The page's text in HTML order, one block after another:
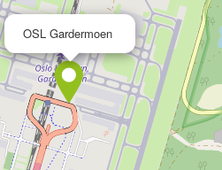
OSL Gardermoen